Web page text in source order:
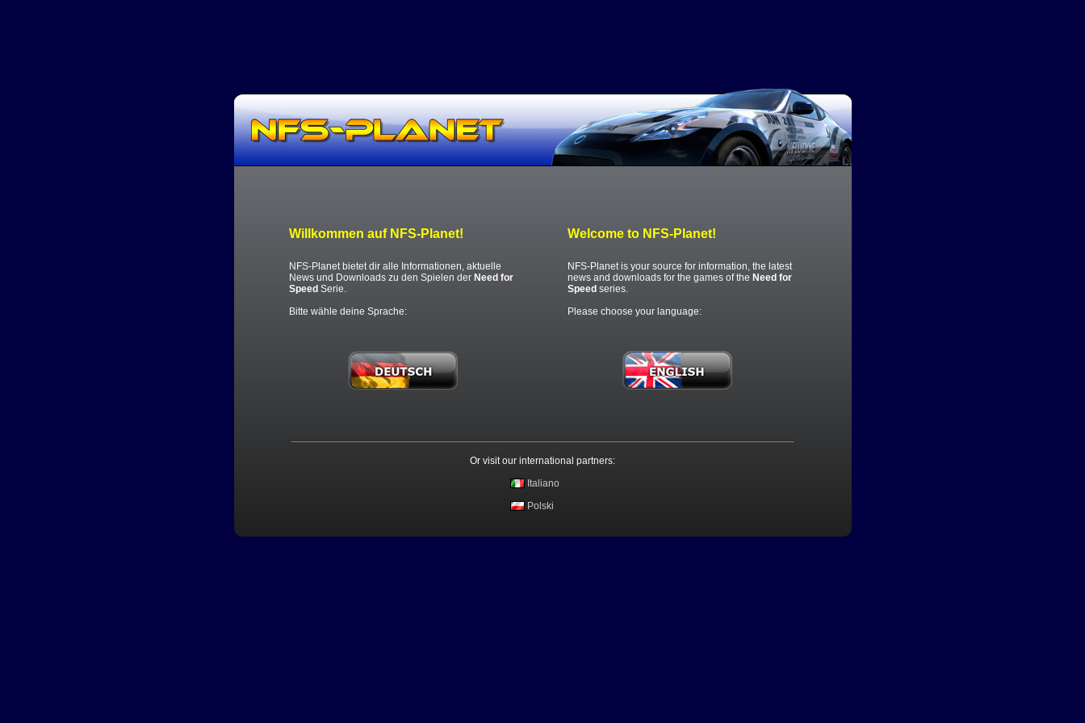
Willkommen auf NFS-Planet!
NFS-Planet bietet dir alle Informationen, aktuelle
News und Downloads zu den Spielen der Need for
Speed Serie.
Bitte wähle deine Sprache:
Welcome to NFS-Planet!
NFS-Planet is your source for information, the latest
news and downloads for the games of the Need for
Speed series.
Please choose your language:
Or visit our international partners:
Italiano
Polski